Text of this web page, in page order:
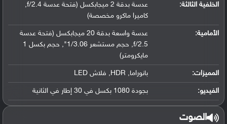
الخلفية الثالثة:
عدسة بدقة 2 ميجابكسل (فتحة عدسة f/2.4,
كاميرا ماكرو مخصصة)
الأمامية:
عدسة واسعة بدقة 20 ميجابكسل (فتحة عدسة
f/2.5, حجم مستشعر 1/3.06", حجم بكسل 1
مايكرومتر)
المميزات: بانوراما, HDR, فلاش LED
الفيديو: بجودة 1080 بكسل في 30 إطار في الثانية
الصوت